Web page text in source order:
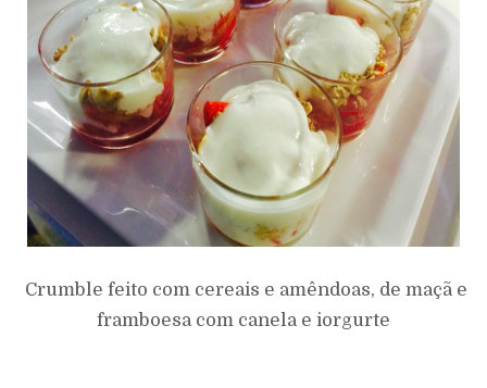
Crumble feito com cereais e amêndoas, de maçã e
framboesa com canela e iorgurte